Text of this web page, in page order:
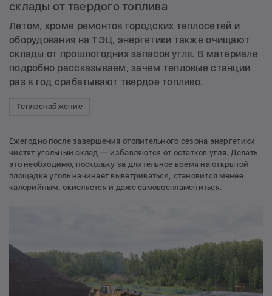
склады от твердого топлива
Летом, кроме ремонтов городских теплосетей и
оборудования на ТЭЦ, энергетики также очищают
склады от прошлогодних запасов угля. В материале
подробно рассказываем, зачем тепловые станции
раз в год срабатывают твердое топливо.
Теплоснабжение
Ежегодно после завершения отопительного сезона энергетики
чистят угольный склад — избавляются от остатков угля. Делать
это необходимо, поскольку за длительное время на открытой
площадке уголь начинает выветриваться, становится менее
калорийным, окисляется и даже самовоспламениться.